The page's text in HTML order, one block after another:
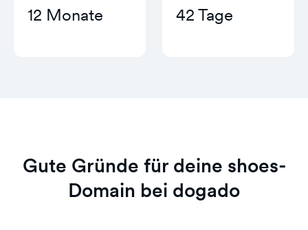
12 Monate 42 Tage
Gute Gründe für deine shoes-
Domain bei dogado